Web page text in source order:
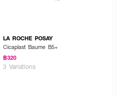
LA ROCHE POSAY
Cicaplast Baume B5+
฿320
3 Variations